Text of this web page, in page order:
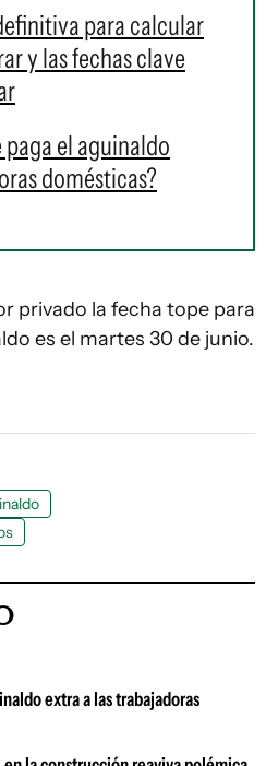
para calcular
y las fechas clave
paga el aguinaldo
domésticas?
privado la fecha tope para
es el martes 30 de junio.
extra a las trabajadoras